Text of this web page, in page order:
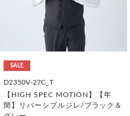
SALE
D2350V-27C_T
【HIGH SPEC MOTION】【年
間】リバーシブルジレ/ブラック＆